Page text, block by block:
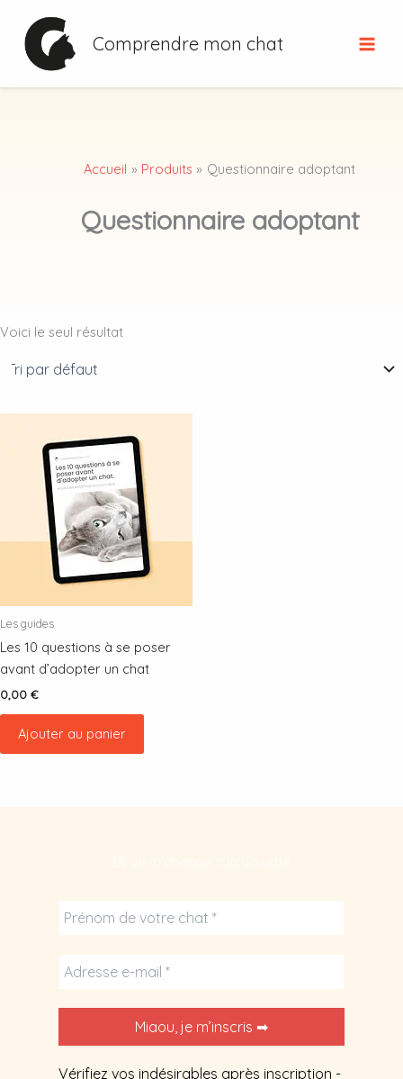
contenu
Comprendre mon chat
Accueil Produits Questionnaire adoptant
Questionnaire adoptant
Voici le seul résultat
Les guides
Les 10 questions à se poser
avant d’adopter un chat
0,00 €
Ajouter au panier
Vérifiez vos indésirables après inscription -